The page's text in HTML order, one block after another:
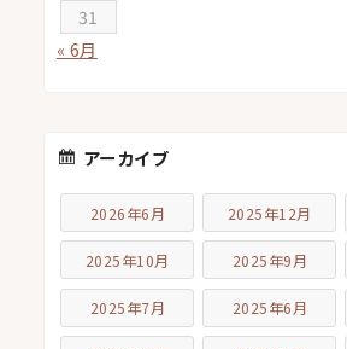
31
« 6月
アーカイブ
2026年6月 2025年12月
2025年10月 2025年9月
2025年7月 2025年6月